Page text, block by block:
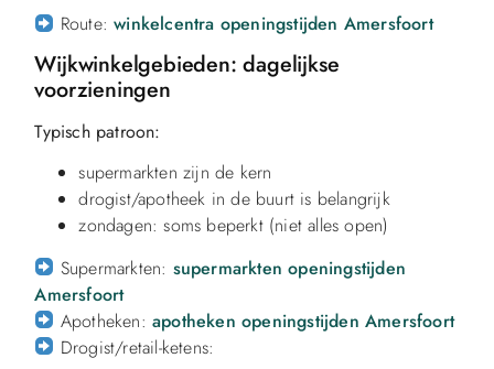
Route:winkelcentra openingstijden Amersfoort
Wijkwinkelgebieden: dagelijkse
voorzieningen
Typisch patroon:
supermarkten zijn de kern
drogist/apotheek in de buurt is belangrijk
zondagen: soms beperkt (niet alles open)
Supermarkten: supermarkten openingstijden
Amersfoort
Apotheken: apotheken openingstijden Amersfoort
Drogist/retail-ketens: